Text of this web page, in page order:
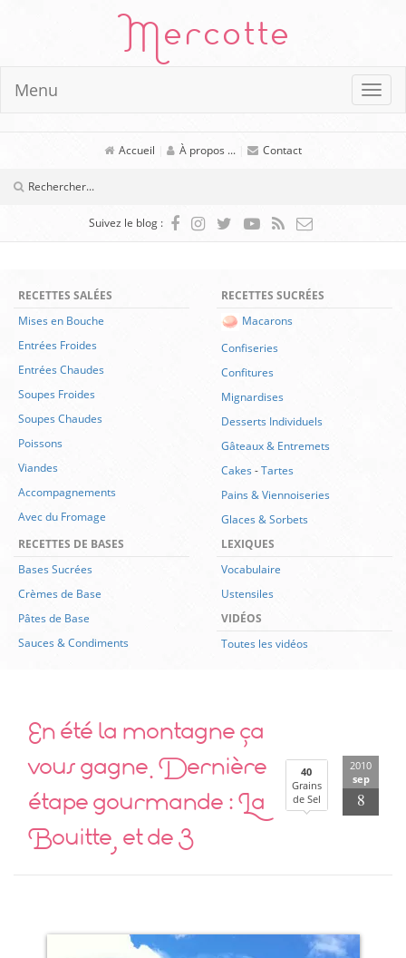
Mercotte
Menu
Accueil À propos ... Contact
Suivez le blog :
RECETTES SALÉES
Mises en Bouche
Entrées Froides
Entrées Chaudes
Soupes Froides
Soupes Chaudes
Poissons
Viandes
Accompagnements
Avec du Fromage
RECETTES SUCRÉES
Macarons
Confiseries
Confitures
Mignardises
Desserts Individuels
Gâteaux & Entremets
Cakes-Tartes
Pains & Viennoiseries
Glaces & Sorbets
RECETTES DE BASES
Bases Sucrées
Crèmes de Base
Pâtes de Base
Sauces & Condiments
LEXIQUES
Vocabulaire
Ustensiles
VIDÉOS
Toutes les vidéos
En été la montagne ça
vous gagne. Dernière
étape gourmande : La
Bouitte, et de 3
40
Grains
de Sel
2010
sep
8